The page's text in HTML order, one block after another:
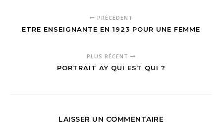
PRÉCÉDENT
ETRE ENSEIGNANTE EN 1923 POUR UNE FEMME
PLUS RÉCENT
PORTRAIT AY QUI EST QUI ?
LAISSER UN COMMENTAIRE